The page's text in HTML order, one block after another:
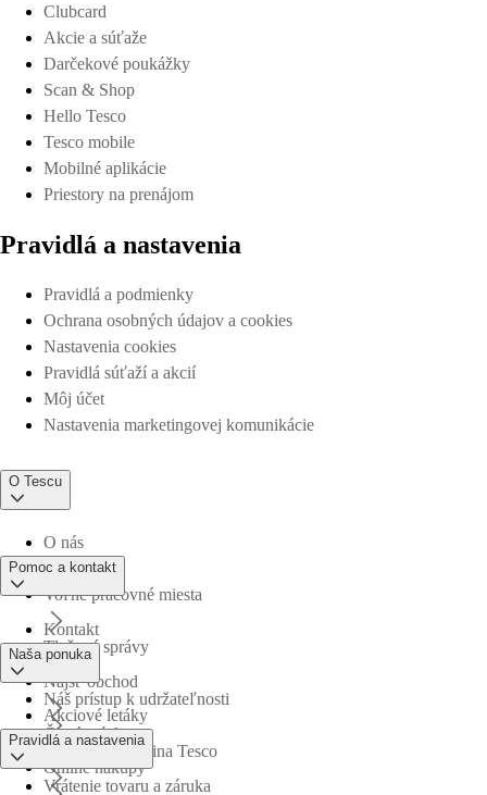
Clubcard
Akcie a súťaže
Darčekové poukážky
Scan & Shop
Hello Tesco
Tesco mobile
Mobilné aplikácie
Priestory na prenájom
Pravidlá a nastavenia
Pravidlá a podmienky
Ochrana osobných údajov a cookies
Nastavenia cookies
Pravidlá súťaží a akcií
Môj účet
Nastavenia marketingovej komunikácie
O Tescu
O nás
Voľné pracovné miesta
Tlačové správy
Náš prístup k udržateľnosti
Obchodná skupina Tesco
Pomoc a kontakt
Kontakt
Nájsť obchod
Časté otázky
Vrátenie tovaru a záruka
Naša ponuka
Akciové letáky
Online nákupy
Pravidlá a nastavenia